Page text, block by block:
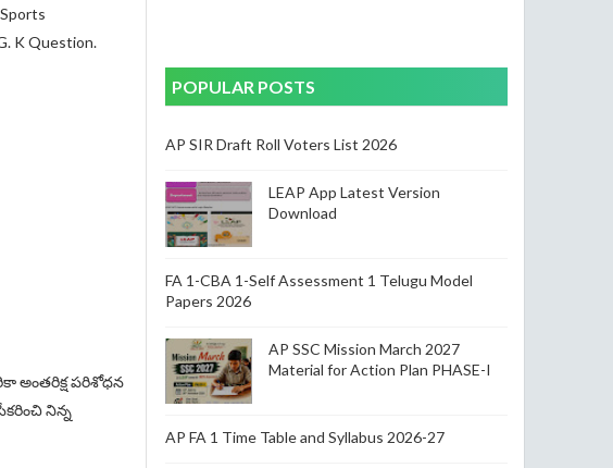
K Question.
అంతరిక్ష పరిశోధన
నిన్న
POPULAR POSTS
AP SIR Draft Roll Voters List 2026
LEAP App Latest Version
Download
FA 1-CBA 1-Self Assessment 1 Telugu Model
Papers 2026
AP SSC Mission March 2027
Material for Action Plan PHASE-I
AP FA 1 Time Table and Syllabus 2026-27